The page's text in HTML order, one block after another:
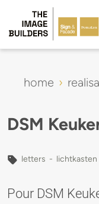
home
DSM
letters - lichtkasten
Pour DSM